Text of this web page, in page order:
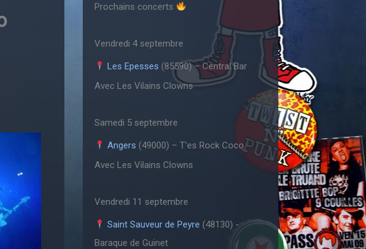
Prochains concerts
Vendredi 4 septembre
Les Epesses (85590) – Central Bar
Avec Les Vilains Clowns
Samedi 5 septembre
Angers (49000) – T'es Rock Coco
Avec Les Vilains Clowns
Vendredi 11 septembre
Saint Sauveur de Peyre (48130) -
Baraque de Guinet